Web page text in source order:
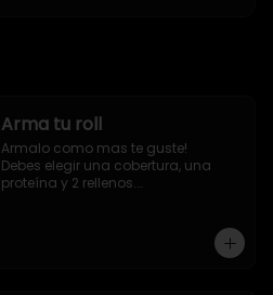
Arma tu roll
Armalo como mas te guste!
Debes elegir una cobertura, una
proteína y 2 rellenos.